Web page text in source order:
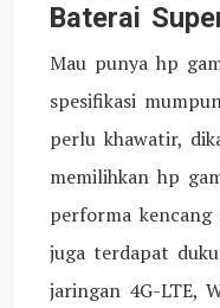
Baterai
Mau punya hp
spesifikasi
perlu khawatir,
memilihkan hp
performa
juga terdapat
jaringan 4G-LTE,